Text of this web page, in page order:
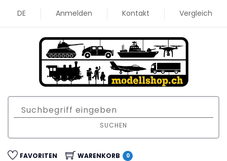
DE Anmelden Kontakt Vergleich
SUCHEN
FAVORITEN WARENKORB 0